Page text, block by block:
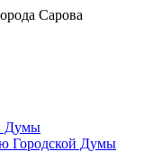
Сарова
Думы
Городской Думы